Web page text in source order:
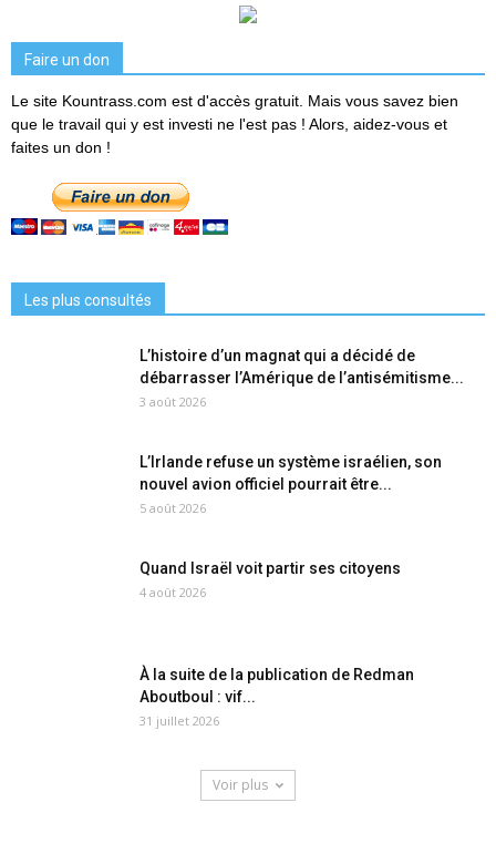
Faire un don
Le site Kountrass.com est d'accès gratuit. Mais vous savez bien
que le travail qui y est investi ne l'est pas ! Alors, aidez-vous et
faites un don !
Les plus consultés
L’histoire d’un magnat qui a décidé de
débarrasser l’Amérique de l’antisémitisme...
3 août 2026
L’Irlande refuse un système israélien, son
nouvel avion officiel pourrait être...
5 août 2026
Quand Israël voit partir ses citoyens
4 août 2026
À la suite de la publication de Redman
Aboutboul : vif...
31 juillet 2026
Voir plus